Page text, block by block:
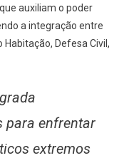
auxiliam o poder
a integração entre
Defesa Civil,
para enfrentar
extremos